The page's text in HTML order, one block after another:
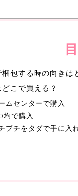
包する時の向きは
こで買える？
ムセンターで購入
均で購入
プチをタダで手に入